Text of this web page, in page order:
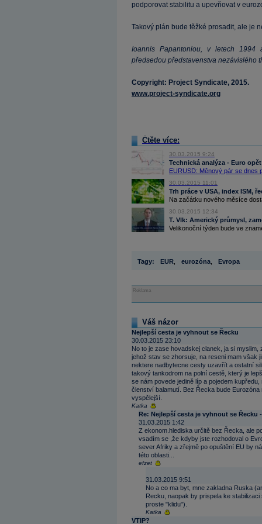
podporovat stabilitu a upevňovat v
Takový plán bude těžké prosadit, ale je
Ioannis Papantoniou, v letech
předsedou představenstva nezávislého
Copyright: Project Syndicate, 2015.
www.project-syndicate.org
Čtěte více:
30.03.2015 9:24
Technická analýza - Euro
EURUSD: Měnový pár se dnes
30.03.2015 11:01
Trh práce v USA, index ISM,
Na začátku nového měsíce
30.03.2015 12:34
T. Vlk: Americký průmysl,
Velikonoční týden bude ve
Tagy: EUR eurozóna Evropa
Reklama
Váš názor
Nejlepší cesta je vyhnout se Řecku
30.03.2015 23:10
No to je zase hovadskej clanek, ja si
jehož stav se zhorsuje, na reseni mam však
nektere nadbytecne cesty uzavřít a ostatní
takový tankodrom na polní cestě, který je
se nám povede jedině líp a pojedem
členství balamutí. Bez Řecka bude
vyspělejší.
Katka
Re: Nejlepší cesta je vyhnout se Řecku
31.03.2015 1:42
Z ekonom.hlediska určitě bez Řecka, ale
vsadím se ,že kdyby jste rozhodoval o
sever Afriky a zřejmě po opuštění EU by
této oblasti...
efzet
31.03.2015 9:51
No a co ma byt, mne zakladna Ruska
Recku, naopak by prispela ke
proste "klidu").
Katka
VTIP?